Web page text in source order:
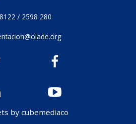
/ 2598 280
by cubemediaco